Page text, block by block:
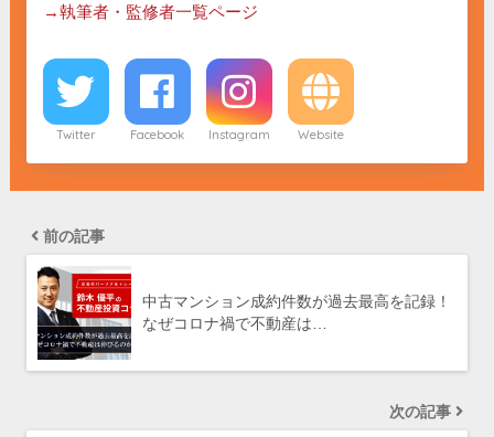
→執筆者・監修者一覧ページ
Twitter Facebook Instagram Website
前の記事
中古マンション成約件数が過去最高を記録！
なぜコロナ禍で不動産は…
次の記事